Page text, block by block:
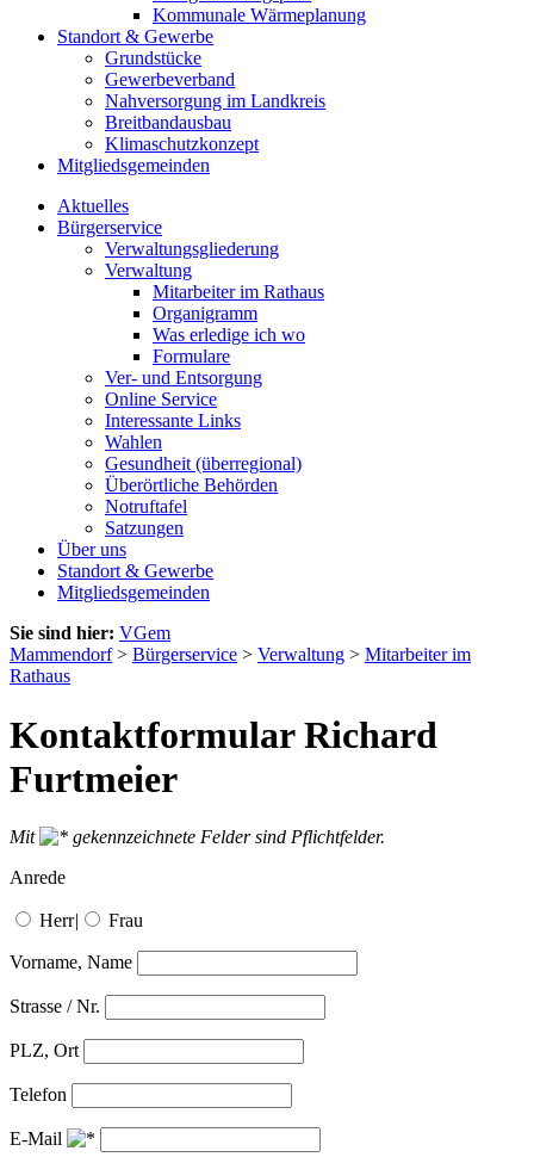
Kommunale Wärmeplanung
Standort & Gewerbe
Grundstücke
Gewerbeverband
Nahversorgung im Landkreis
Breitbandausbau
Klimaschutzkonzept
Mitgliedsgemeinden
Aktuelles
Bürgerservice
Verwaltungsgliederung
Verwaltung
Mitarbeiter im Rathaus
Organigramm
Was erledige ich wo
Formulare
Ver- und Entsorgung
Online Service
Interessante Links
Wahlen
Gesundheit (überregional)
Überörtliche Behörden
Notruftafel
Satzungen
Über uns
Standort & Gewerbe
Mitgliedsgemeinden
Sie sind hier: VGem
Mammendorf> Bürgerservice > Verwaltung > Mitarbeiter im
Rathaus
Kontaktformular Richard
Furtmeier
Mit
gekennzeichnete Felder sind Pflichtfelder.
Anrede
Herr| Frau
Vorname, Name
Strasse / Nr.
PLZ, Ort
Telefon
E-Mail